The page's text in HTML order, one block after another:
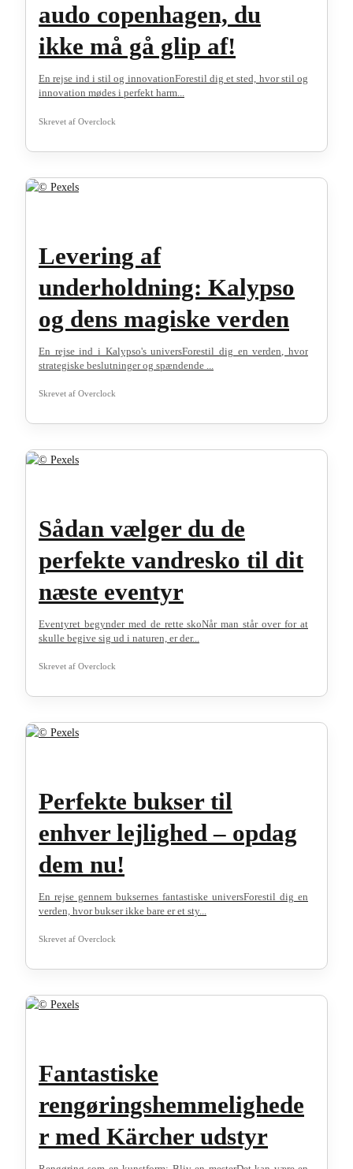
audo copenhagen, du
ikke må gå glip af!
En rejse ind i stil og innovationForestil dig et sted, hvor stil og
innovation mødes i perfekt harm...
Skrevet af Overclock
Levering af
underholdning: Kalypso
og dens magiske verden
En rejse ind i Kalypso's universForestil dig en verden, hvor
strategiske beslutninger og spændende ...
Skrevet af Overclock
Sådan vælger du de
perfekte vandresko til dit
næste eventyr
Eventyret begynder med de rette skoNår man står over for at
skulle begive sig ud i naturen, er der...
Skrevet af Overclock
Perfekte bukser til
enhver lejlighed – opdag
dem nu!
En rejse gennem buksernes fantastiske universForestil dig en
verden, hvor bukser ikke bare er et sty...
Skrevet af Overclock
Fantastiske
rengøringshemmelighede
r med Kärcher udstyr